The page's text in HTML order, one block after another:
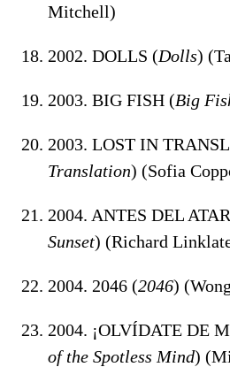
Mitchell)
2002. DOLLS (Dolls)
2003. BIG FISH (Big
2003. LOST IN
Translation) (Sofia
2004. ANTES DEL
Sunset) (Richard
2004. 2046 (2046)
2004. ¡OLVÍDATE DE
of the Spotless Mind)